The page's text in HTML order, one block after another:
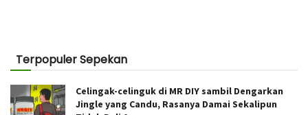
Terpopuler Sepekan
Celingak-celinguk di MR DIY sambil Dengarkan
Jingle yang Candu, Rasanya Damai Sekalipun